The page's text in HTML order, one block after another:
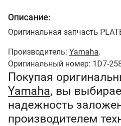
Описание:
Оригинальная запчасть
Производитель: Yamaha.
Оригинальный номер: 1D7-
Покупая
Yamaha, вы
надежность
производителем